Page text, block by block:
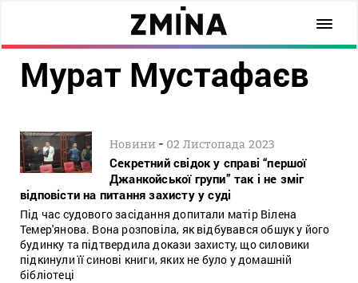
Мурат Мустафаєв
Новини - 02 Листопада 2023
Секретний свідок у справі “першої
Джанкойської групи” так і не зміг
відповісти на питання захисту у суді
Під час судового засідання допитали матір Вілена
Темер'янова. Вона розповіла, як відбувався обшук у його
будинку та підтвердила докази захисту, що силовики
підкинули її синові книги, яких не було у домашній
бібліотеці